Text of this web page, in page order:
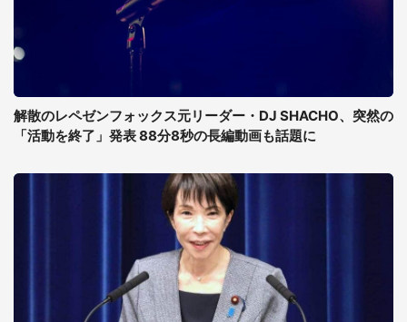
解散のレペゼンフォックス元リーダー・DJ SHACHO、突然の
「活動を終了」発表 88分8秒の長編動画も話題に